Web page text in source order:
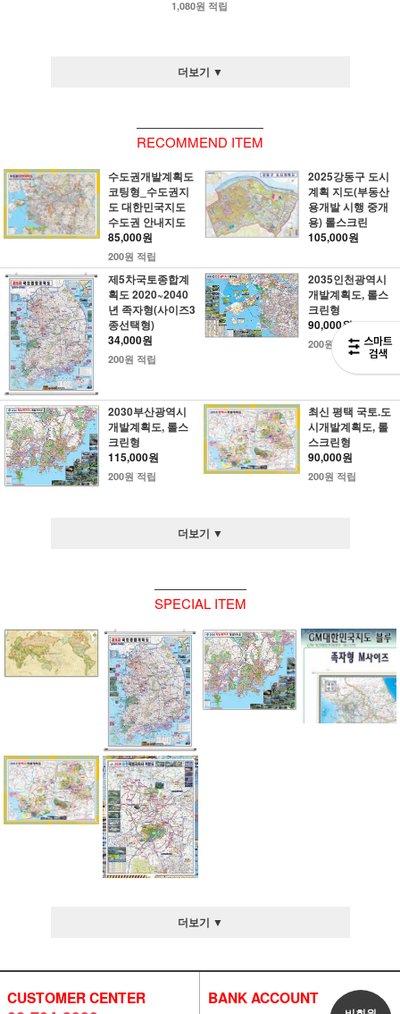
1,080원 적립
더보기 ▼
RECOMMEND ITEM
수도권개발계획도
코팅형_수도권지
도 대한민국지도
수도권 안내지도
85,000원
200원 적립
2025강동구 도시
계획 지도(부동산
용개발 시행 중개
용) 롤스크린
105,000원
제5차국토종합계
획도 2020~2040
년 족자형(사이즈3
종선택형)
34,000원
200원 적립
2035인천광역시
개발계획도, 롤스
크린형
90,000원
200원 적립
2030부산광역시
개발계획도, 롤스
크린형
115,000원
200원 적립
최신 평택 국토.도
시개발계획도, 롤
스크린형
90,000원
200원 적립
더보기 ▼
SPECIAL ITEM
더보기 ▼
CUSTOMER CENTER BANK ACCOUNT